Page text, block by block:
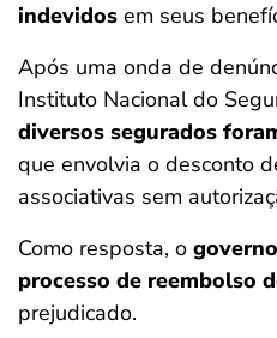
indevidos em seus
Após uma onda de
Instituto Nacional do
diversos segurados
que envolvia o desconto
associativas sem
Como resposta, o
processo de reembolso
prejudicado.